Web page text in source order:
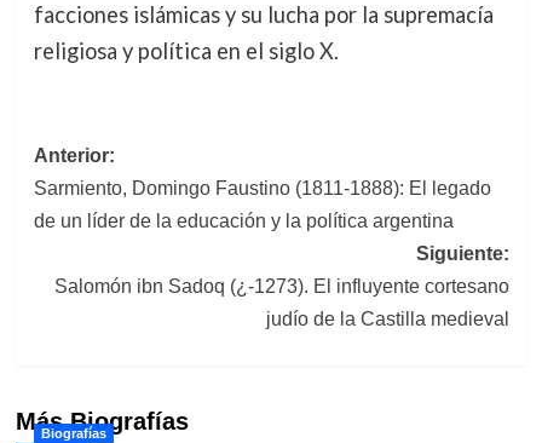
facciones islámicas y su lucha por la supremacía
religiosa y política en el siglo X.
Navegación
de
Anterior:
Sarmiento, Domingo Faustino (1811-1888): El legado
de un líder de la educación y la política argentina
Siguiente:
Salomón ibn Sadoq (¿-1273). El influyente cortesano
judío de la Castilla medieval
Más Biografías
Biografías